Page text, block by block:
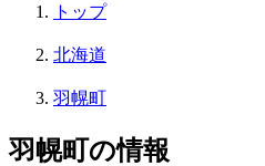
トップ
北海道
羽幌町
羽幌町の情報